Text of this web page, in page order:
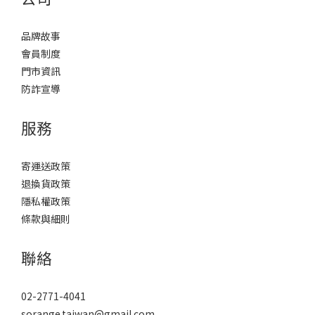
品牌故事
會員制度
門市資訊
防詐宣導
服務
寄運送政策
退換貨政策
隱私權政策
條款與細則
聯絡
02-2771-4041